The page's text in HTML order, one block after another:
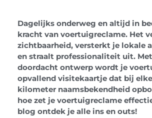
Dagelijks onderweg en altijd in
kracht van voertuigreclame. Het
zichtbaarheid, versterkt je lokale
en straalt professionaliteit uit.
doordacht ontwerp wordt je
opvallend visitekaartje dat bij
kilometer naamsbekendheid
hoe zet je voertuigreclame
blog ontdek je alle ins en outs!